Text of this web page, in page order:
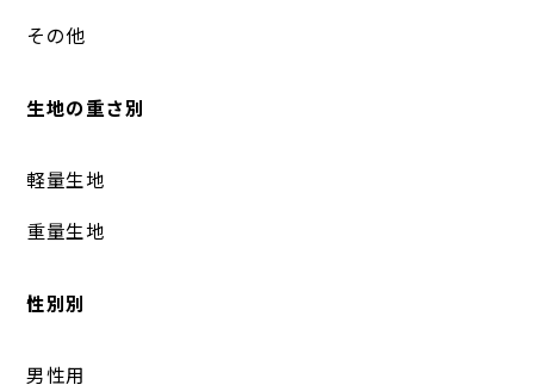
その他
生地の重さ別
軽量生地
重量生地
性別別
男性用